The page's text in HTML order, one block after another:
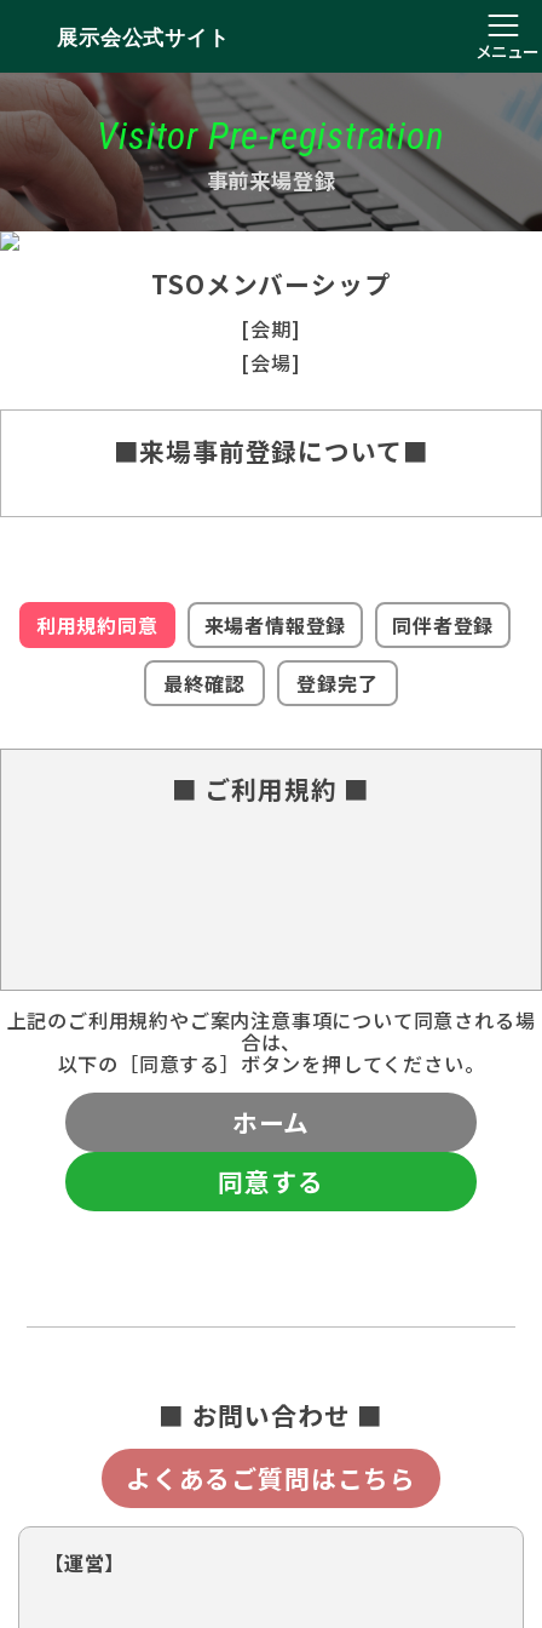
展示会公式サイト
メニュー
Visitor Pre-registration
事前来場登録
TSOメンバーシップ
[会期]
[会場]
■来場事前登録について■
利用規約同意 来場者情報登録
同伴者登録
最終確認
登録完了
■ ご利用規約 ■
上記のご利用規約やご案内注意事項について同意される場
合は、
以下の［同意する］ボタンを押してください。
ホーム
同意する
■ お問い合わせ ■
よくあるご質問はこちら
【運営】